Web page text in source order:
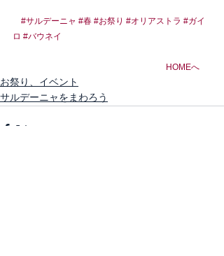
#サルデーニャ #春 #お祭り #オリアストラ #ガイ
ロ #バウネイ
HOMEへ
お祭り、イベント
サルデーニャをまわろう